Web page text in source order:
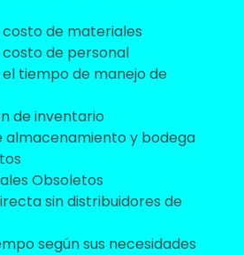
costo de materiales
costo de personal
tiempo de manejo de
de inventario
almacenamiento y bodega
Obsoletos
sin distribuidores de
según sus necesidades